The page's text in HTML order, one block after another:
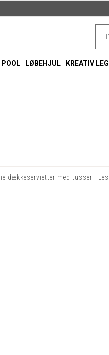
LØBEHJUL KREATIV LEG
dækkeservietter med tusser - Les